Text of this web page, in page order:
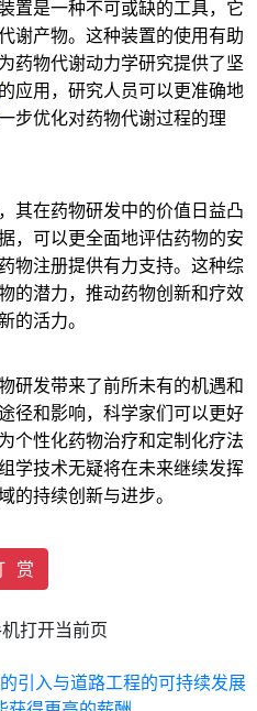
置是一种不可或缺的工具，它
谢产物。这种装置的使用有助
药物代谢动力学研究提供了坚
的应用，研究人员可以更准确地
步优化对药物代谢过程的理
其在药物研发中的价值日益凸
，可以更全面地评估药物的安
物注册提供有力支持。这种综
的潜力，推动药物创新和疗效
的活力。
研发带来了前所未有的机遇和
径和影响，科学家们可以更好
个性化药物治疗和定制化疗法
学技术无疑将在未来继续发挥
的持续创新与进步。
打 赏
打开当前页
引入与道路工程的可持续发展